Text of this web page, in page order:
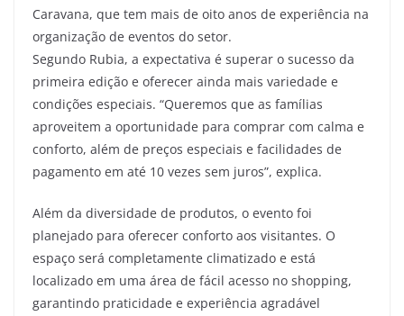
Caravana, que tem mais de oito anos de experiência na
organização de eventos do setor.
Segundo Rubia, a expectativa é superar o sucesso da
primeira edição e oferecer ainda mais variedade e
condições especiais. “Queremos que as famílias
aproveitem a oportunidade para comprar com calma e
conforto, além de preços especiais e facilidades de
pagamento em até 10 vezes sem juros”, explica.
Além da diversidade de produtos, o evento foi
planejado para oferecer conforto aos visitantes. O
espaço será completamente climatizado e está
localizado em uma área de fácil acesso no shopping,
garantindo praticidade e experiência agradável